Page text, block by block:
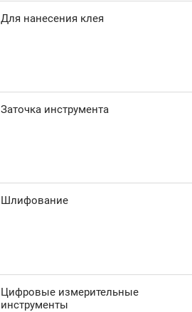
Для нанесения клея
Заточка инструмента
Шлифование
Цифровые измерительные
инструменты